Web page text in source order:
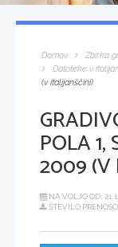
Domov Zbirka
Datoteke v
(v italijanščini)
POLA
2009 (V
NA VOLJO OD:
ŠTEVILO